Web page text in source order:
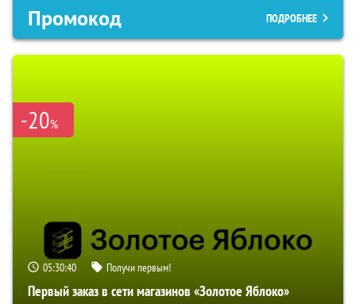
Промокод ПОДРОБНЕЕ
-20%
05:30:39 Получи первым!
Первый заказ в сети магазинов «Золотое Яблоко»